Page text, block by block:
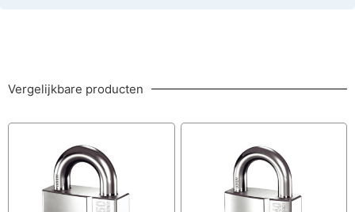
Vergelijkbare producten